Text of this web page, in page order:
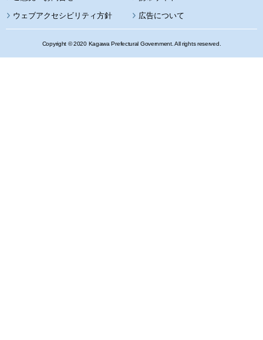
ウェブアクセシビリティ方針 広告について
Copyright © 2020 Kagawa Prefectural Government. All rights reserved.